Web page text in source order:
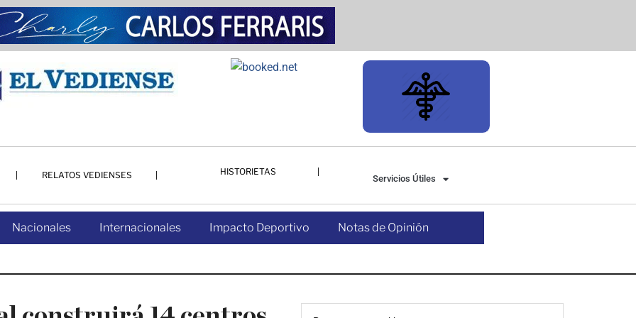
RELATOS VEDIENSES HISTORIETAS
Servicios Útiles
Nacionales Internacionales Impacto Deportivo Notas de Opinión